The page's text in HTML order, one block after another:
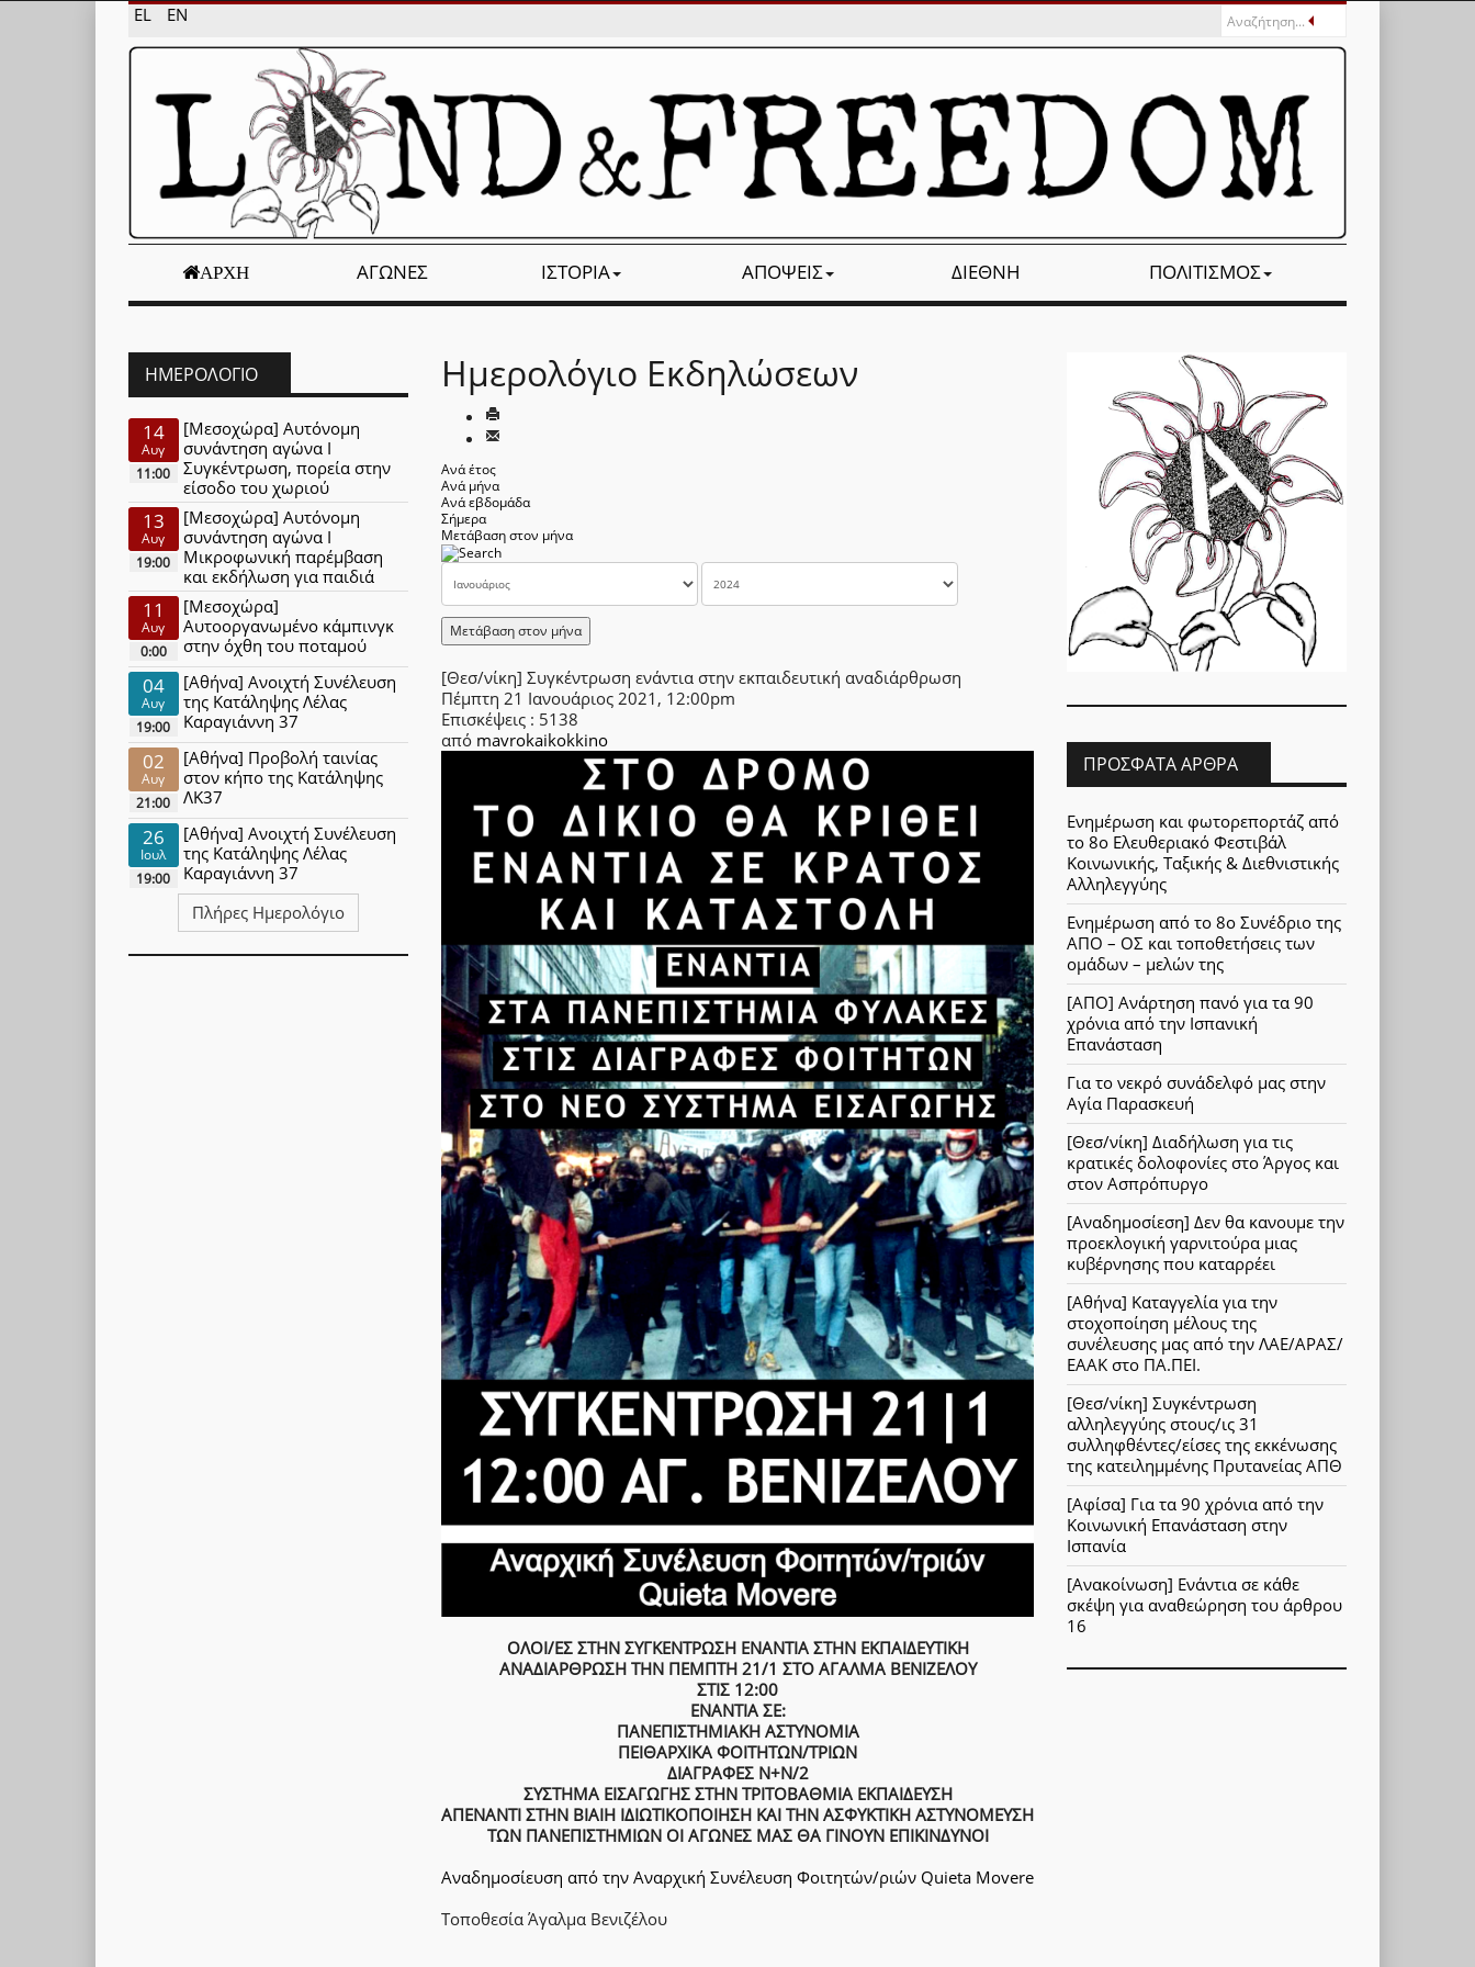
EL EN
ΑΡΧΉ ΑΓΏΝΕΣ ΙΣΤΟΡΊΑ ΑΠΌΨΕΙΣ ΔΙΕΘΝΉ ΠΟΛΙΤΙΣΜΌΣ
Ημερολόγιο Εκδηλώσεων
Ανά έτος
Ανά μήνα
Ανά εβδομάδα
Σήμερα
Μετάβαση στον μήνα
Μετάβαση στον μήνα
[Θεσ/νίκη] Συγκέντρωση ενάντια στην εκπαιδευτική αναδιάρθρωση
Πέμπτη 21 Ιανουάριος 2021, 12:00pm
Επισκέψεις : 5138
από mavrokaikokkino
ΟΛΟΙ/ΕΣ ΣΤΗΝ ΣΥΓΚΕΝΤΡΩΣΗ ΕΝΑΝΤΙΑ ΣΤΗΝ ΕΚΠΑΙΔΕΥΤΙΚΗ
ΑΝΑΔΙΑΡΘΡΩΣΗ ΤΗΝ ΠΕΜΠΤΗ 21/1 ΣΤΟ ΑΓΑΛΜΑ ΒΕΝΙΖΕΛΟΥ
ΣΤΙΣ 12:00
ΕΝΑΝΤΙΑ ΣΕ:
ΠΑΝΕΠΙΣΤΗΜΙΑΚΗ ΑΣΤΥΝΟΜΙΑ
ΠΕΙΘΑΡΧΙΚΑ ΦΟΙΤΗΤΩΝ/ΤΡΙΩΝ
ΔΙΑΓΡΑΦΕΣ Ν+Ν/2
ΣΥΣΤΗΜΑ ΕΙΣΑΓΩΓΗΣ ΣΤΗΝ ΤΡΙΤΟΒΑΘΜΙΑ ΕΚΠΑΙΔΕΥΣΗ
ΑΠΕΝΑΝΤΙ ΣΤΗΝ ΒΙΑΙΗ ΙΔΙΩΤΙΚΟΠΟΙΗΣΗ ΚΑΙ ΤΗΝ ΑΣΦΥΚΤΙΚΗ ΑΣΤΥΝΟΜΕΥΣΗ
ΤΩΝ ΠΑΝΕΠΙΣΤΗΜΙΩΝ ΟΙ ΑΓΩΝΕΣ ΜΑΣ ΘΑ ΓΙΝΟΥΝ ΕΠΙΚΙΝΔΥΝΟΙ
Αναδημοσίευση από την Αναρχική Συνέλευση Φοιτητών/ριών Quieta Movere
Τοποθεσία Άγαλμα Βενιζέλου
ΗΜΕΡΟΛΌΓΙΟ
14
Αυγ
11:00
[Μεσοχώρα] Αυτόνομη
συνάντηση αγώνα Ι
Συγκέντρωση, πορεία στην
είσοδο του χωριού
13
Αυγ
19:00
[Μεσοχώρα] Αυτόνομη
συνάντηση αγώνα Ι
Μικροφωνική παρέμβαση
και εκδήλωση για παιδιά
11
Αυγ
0:00
[Μεσοχώρα]
Αυτοοργανωμένο κάμπινγκ
στην όχθη του ποταμού
04
Αυγ
19:00
[Αθήνα] Ανοιχτή Συνέλευση
της Κατάληψης Λέλας
Καραγιάννη 37
02
Αυγ
21:00
[Αθήνα] Προβολή ταινίας
στον κήπο της Κατάληψης
ΛΚ37
26
Ιουλ
19:00
[Αθήνα] Ανοιχτή Συνέλευση
της Κατάληψης Λέλας
Καραγιάννη 37
Πλήρες Ημερολόγιο
ΠΡΌΣΦΑΤΑ ΆΡΘΡΑ
Ενημέρωση και φωτορεπορτάζ από
το 8ο Ελευθεριακό Φεστιβάλ
Κοινωνικής, Ταξικής & Διεθνιστικής
Αλληλεγγύης
Ενημέρωση από το 8ο Συνέδριο της
ΑΠΟ – ΟΣ και τοποθετήσεις των
ομάδων – μελών της
[ΑΠΟ] Ανάρτηση πανό για τα 90
χρόνια από την Ισπανική
Επανάσταση
Για το νεκρό συνάδελφό μας στην
Αγία Παρασκευή
[Θεσ/νίκη] Διαδήλωση για τις
κρατικές δολοφονίες στο Άργος και
στον Ασπρόπυργο
[Αναδημοσίεση] Δεν θα κανουμε την
προεκλογική γαρνιτούρα μιας
κυβέρνησης που καταρρέει
[Αθήνα] Καταγγελία για την
στοχοποίηση μέλους της
συνέλευσης μας από την ΛΑΕ/ΑΡΑΣ/
ΕΑΑΚ στο ΠΑ.ΠΕΙ.
[Θεσ/νίκη] Συγκέντρωση
αλληλεγγύης στους/ις 31
συλληφθέντες/είσες της εκκένωσης
της κατειλημμένης Πρυτανείας ΑΠΘ
[Αφίσα] Για τα 90 χρόνια από την
Κοινωνική Επανάσταση στην
Ισπανία
[Ανακοίνωση] Ενάντια σε κάθε
σκέψη για αναθεώρηση του άρθρου
16